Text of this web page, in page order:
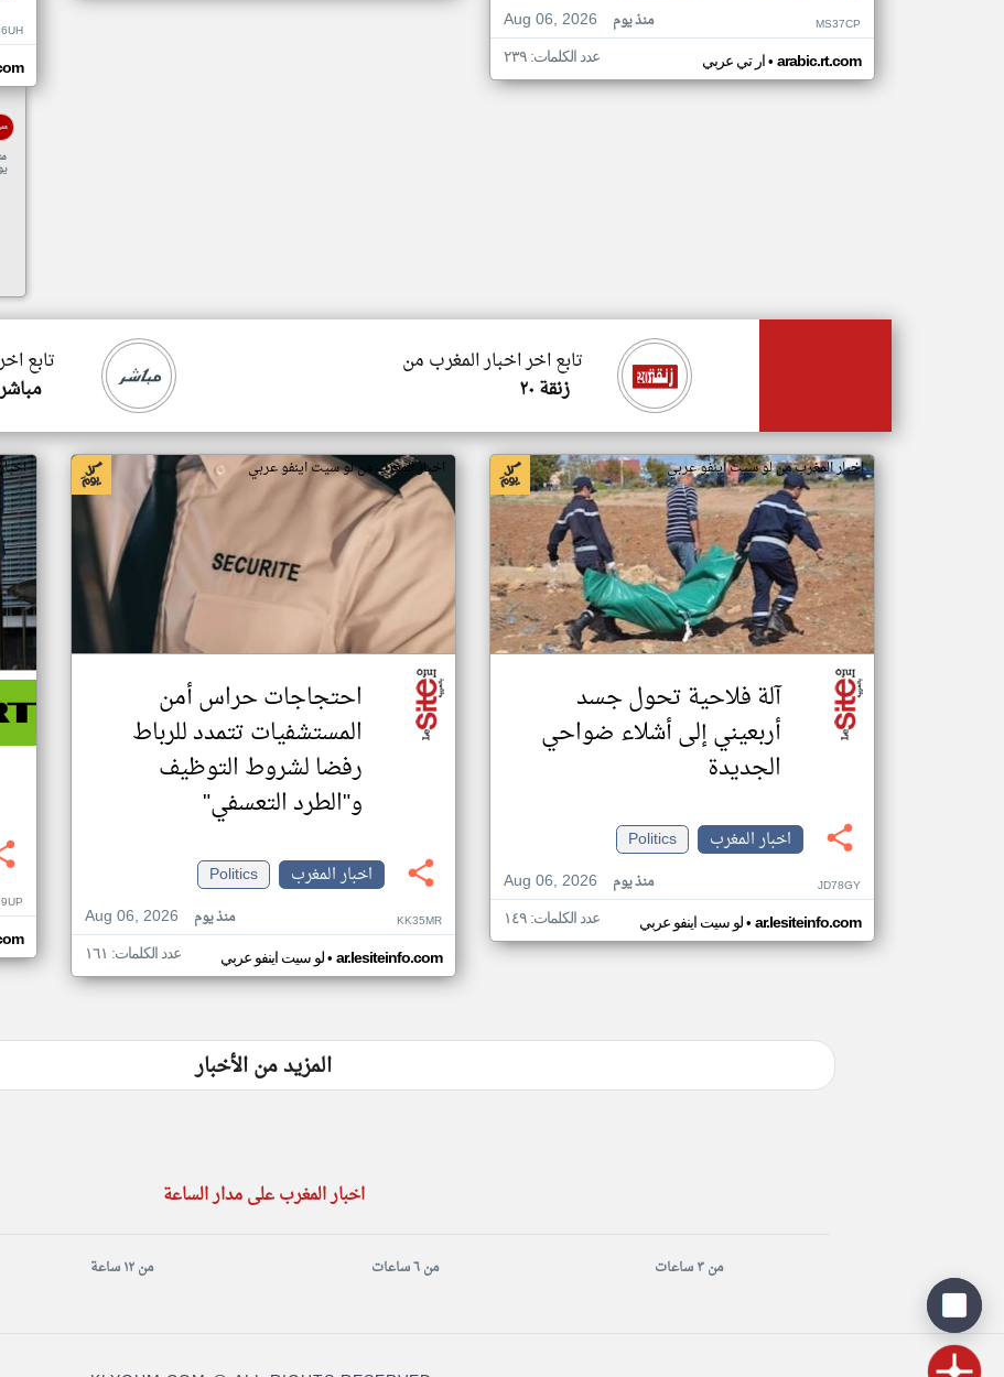
Aug 06, 2026
منذ يوم MS37CP
ار تي عربي• arabic.rt.com عدد الكلمات: ٢٣٩
تابع
مباشر
تابع اخر اخبار المغرب من
زنقة ٢٠
اخبار المغرب من لو سيت اينفو عربي
آلة فلاحية تحول جسد
أربعيني إلى أشلاء ضواحي
الجديدة
اخبار المغرب
Politics
Aug 06, 2026
منذ يوم JD78GY
لو سيت اينفو عربي• ar.lesiteinfo.com عدد الكلمات: ١٤٩
اخبار المغرب من لو سيت اينفو عربي
احتجاجات حراس أمن
المستشفيات تتمدد للرباط
رفضا لشروط التوظيف
و"الطرد التعسفي"
اخبار المغرب
Politics
Aug 06, 2026
منذ يوم KK35MR
لو سيت اينفو عربي• ar.lesiteinfo.com عدد الكلمات: ١٦١
المزيد من الأخبار
اخبار المغرب على مدار الساعة
من ٣ ساعات من ٦ ساعات من ١٢ ساعة